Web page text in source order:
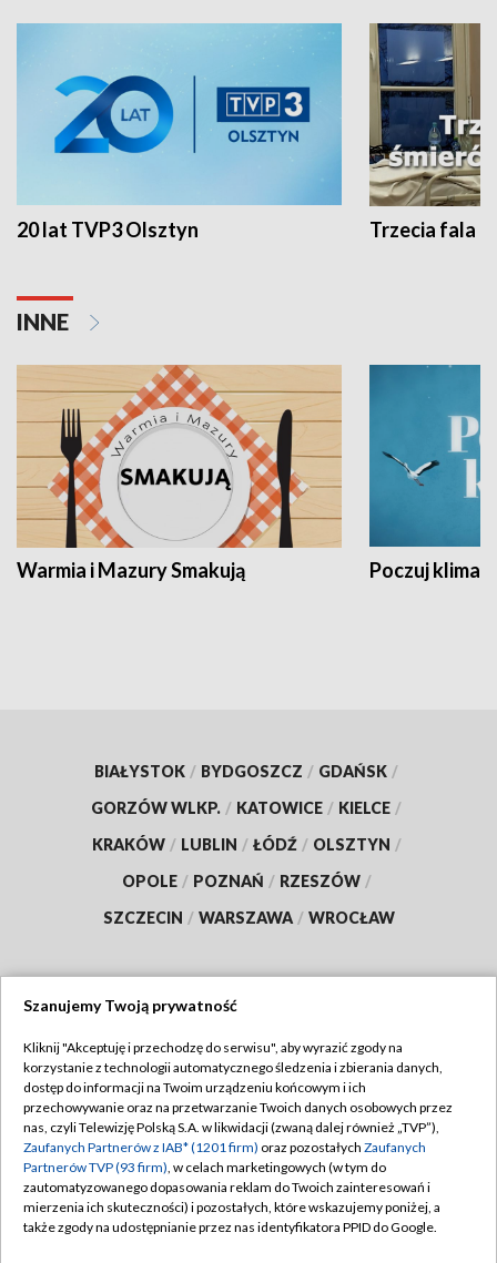
20 lat TVP3 Olsztyn Trzecia fala -
INNE
Warmia i Mazury Smakują Poczuj klimat
BIAŁYSTOK / BYDGOSZCZ / GDAŃSK /
GORZÓW WLKP. / KATOWICE / KIELCE /
KRAKÓW / LUBLIN / ŁÓDŹ / OLSZTYN /
OPOLE / POZNAŃ / RZESZÓW /
SZCZECIN / WARSZAWA / WROCŁAW
TVP
Abonament TVP
Emisja w TVP
Centrum informacji TVP
Naziemna Telewizja Cyfrowa
Regulamin TVP
Polityka prywatności
Moje zgody
Pomoc
Szanujemy Twoją prywatność
Kliknij "Akceptuję i przechodzę do serwisu", aby wyrazić zgody na
korzystanie z technologii automatycznego śledzenia i zbierania danych,
dostęp do informacji na Twoim urządzeniu końcowym i ich
przechowywanie oraz na przetwarzanie Twoich danych osobowych przez
nas, czyli Telewizję Polską S.A. w likwidacji (zwaną dalej również „TVP”),
Zaufanych Partnerów z IAB* (1201 firm) oraz pozostałych Zaufanych
Partnerów TVP (93 firm), w celach marketingowych (w tym do
zautomatyzowanego dopasowania reklam do Twoich zainteresowań i
mierzenia ich skuteczności) i pozostałych, które wskazujemy poniżej, a
także zgody na udostępnianie przez nas identyfikatora PPID do Google.